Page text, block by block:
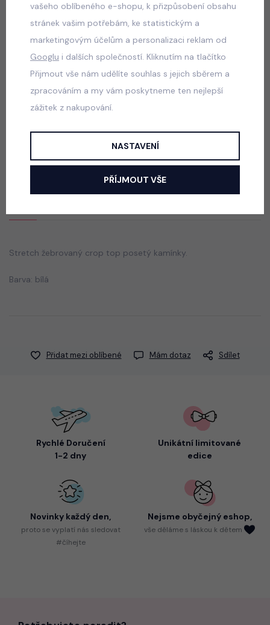
Six Seven triko bílé
skladem
50 Kč
Stretch žebrovaný crop top posetý kamínky.
Barva: bílá
Přidat mezi oblíbené Mám dotaz Sdílet
Rychlé Doručení
1-2 dny
Unikátní limitované
edice
Novinky každý den,
protose vyplatí nás sledovat
#číhejte
Nejsme obyčejný eshop,
vše děláme s láskou k dětem
vašeho oblíbeného e-shopu, k přizpůsobení obsahu
stránek vašim potřebám, ke statistickým a
marketingovým účelům a personalizaci reklam od
Googlu i dalších společností. Kliknutím na tlačítko
Přijmout vše nám udělíte souhlas s jejich sběrem a
zpracováním a my vám poskytneme ten nejlepší
zážitek z nakupování.
NASTAVENÍ
PŘÍJMOUT VŠE